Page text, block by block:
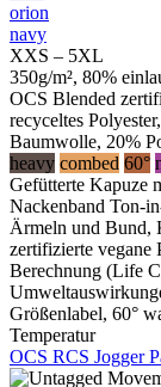
orion
navy
XXS – 5XL
350g/m², 80%
OCS Blended
recyceltes
Baumwolle, 20%
heavy combed 60°
Gefütterte Kapuze
Nackenband Ton-
Ärmeln und Bund,
zertifizierte
Berechnung (Life
Größenlabel, 60°
Temperatur
OCS RCS Jogger